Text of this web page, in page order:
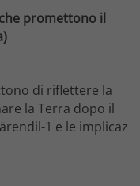
promettono il
di riflettere la
la Terra dopo il
1 e le implicaz